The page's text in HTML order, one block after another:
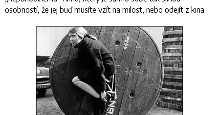
osobností, že jej buď musíte vzít na milost, nebo odejít z kina.